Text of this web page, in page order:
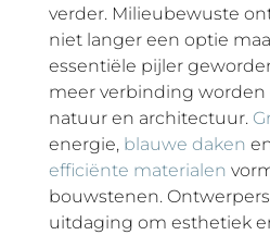
verder. Milieubewuste
niet langer een optie
essentiële pijler
meer verbinding
natuur en architectuur.
energie, blauwe daken
efficiënte materialen
bouwstenen.
uitdaging om esthetiek